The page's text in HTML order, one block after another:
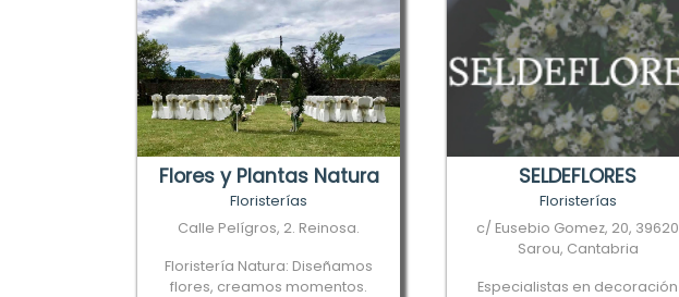
Flores y Plantas Natura
Floristerías
Calle Pelígros, 2. Reinosa.
Floristería Natura: Diseñamos
flores, creamos momentos.
SELDEFLORES
Floristerías
c/ Eusebio Gomez, 20, 39620
Sarou, Cantabria
Especialistas en decoración